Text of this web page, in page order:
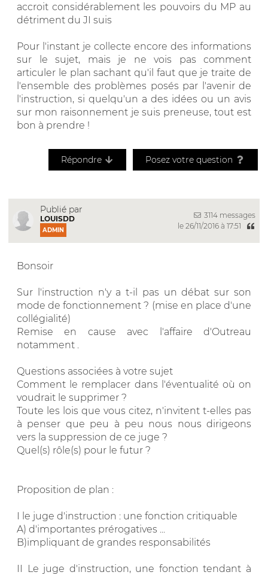
accroit considérablement les pouvoirs du MP au
détriment du JI suis
Pour l'instant je collecte encore des informations
sur le sujet, mais je ne vois pas comment
articuler le plan sachant qu'il faut que je traite de
l'ensemble des problèmes posés par l'avenir de
l'instruction, si quelqu'un a des idées ou un avis
sur mon raisonnement je suis preneuse, tout est
bon à prendre !
Répondre Posez votre question
Publié par
LOUISDD
ADMIN
3114 messages
le 26/11/2016 à 17:51
Bonsoir
Sur l'instruction n'y a t-il pas un débat sur son
mode de fonctionnement ? (mise en place d'une
collégialité)
Remise en cause avec l'affaire d'Outreau
notamment .
Questions associées à votre sujet
Comment le remplacer dans l'éventualité où on
voudrait le supprimer ?
Toute les lois que vous citez, n'invitent t-elles pas
à penser que peu à peu nous nous dirigeons
vers la suppression de ce juge ?
Quel(s) rôle(s) pour le futur ?
Proposition de plan :
I le juge d'instruction : une fonction critiquable
A) d'importantes prérogatives ...
B)impliquant de grandes responsabilités
II Le juge d'instruction, une fonction tendant à